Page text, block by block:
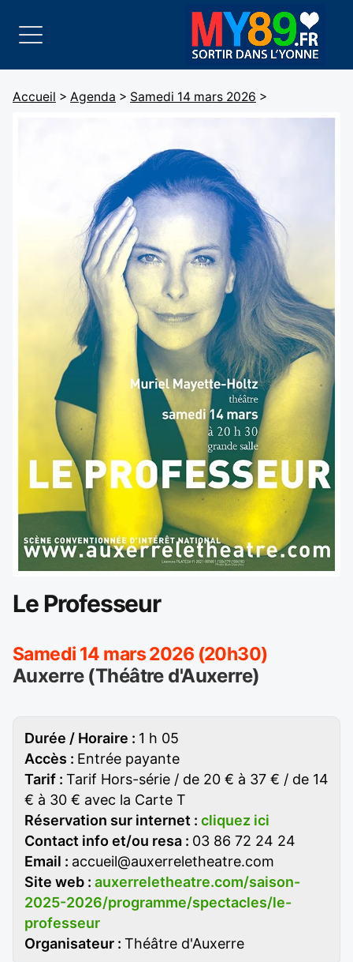
Accueil > Agenda > Samedi 14 mars 2026 >
Le Professeur
Samedi 14 mars 2026 (20h30)
Auxerre (Théâtre d'Auxerre)
Durée / Horaire : 1 h 05
Accès : Entrée payante
Tarif : Tarif Hors-série / de 20 € à 37 € / de 14
€ à 30 € avec la Carte T
Réservation sur internet : cliquez ici
Contact info et/ou resa : 03 86 72 24 24
Email : accueil@auxerreletheatre.com
Site web : auxerreletheatre.com/saison-
2025-2026/programme/spectacles/le-
professeur
Organisateur : Théâtre d'Auxerre